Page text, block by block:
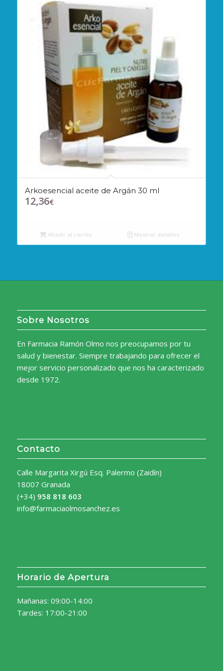
Arkoesencial aceite de Argán 30 ml
12,36€
Añadir al carrito Mostrar detalles
Sobre Nosotros
En Farmacia Ramón Olmo nos preocupamos por tu
salud y bienestar. Siempre trabajando para ofrecer el
mejor servicio personalizado que nos ha caracterizado
desde 1972.
Contacto
Calle Margarita Xirgú Esq. Palermo (Zaidín)
18007 Granada
(+34) 958 818 603
info@farmaciaolmosanchez.es
Horario de Apertura
Mañanas: 09:00-14:00
Tardes: 17:00-21:00